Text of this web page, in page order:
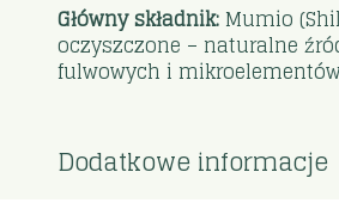
Główny składnik: Mumio
oczyszczone – naturalne
fulwowych i
Dodatkowe informacje